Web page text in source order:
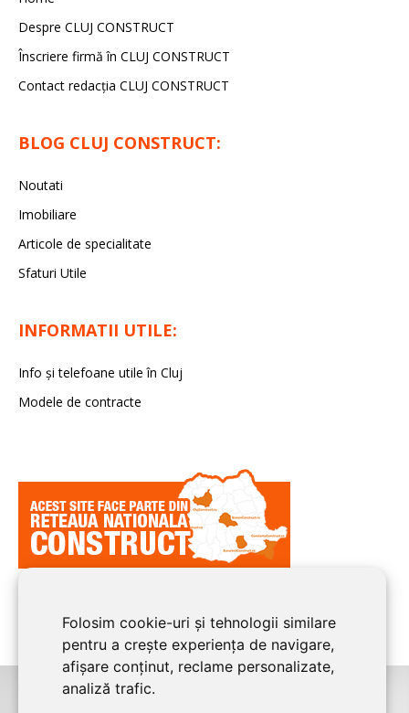
Folosim cookie-uri și tehnologii similare
pentru a crește experiența de navigare,
afișare conținut, reclame personalizate,
analiză trafic.
Despre CLUJ CONSTRUCT
Înscriere firmă în CLUJ CONSTRUCT
Contact redacția CLUJ CONSTRUCT
BLOG CLUJ CONSTRUCT:
Noutati
Imobiliare
Articole de specialitate
Sfaturi Utile
INFORMATII UTILE:
Info și telefoane utile în Cluj
Modele de contracte